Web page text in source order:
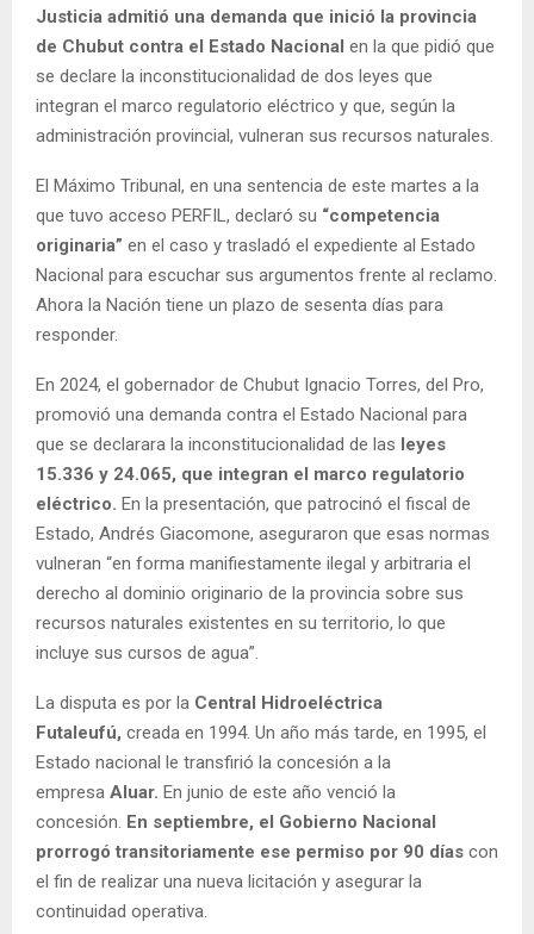
Justicia admitió una demanda que inició la provincia
de Chubut contra el Estado Nacional en la que pidió que
se declare la inconstitucionalidad de dos leyes que
integran el marco regulatorio eléctrico y que, según la
administración provincial, vulneran sus recursos naturales.
El Máximo Tribunal, en una sentencia de este martes a la
que tuvo acceso PERFIL, declaró su “competencia
originaria” en el caso y trasladó el expediente al Estado
Nacional para escuchar sus argumentos frente al reclamo.
Ahora la Nación tiene un plazo de sesenta días para
responder.
En 2024, el gobernador de Chubut Ignacio Torres, del Pro,
promovió una demanda contra el Estado Nacional para
que se declarara la inconstitucionalidad de las leyes
15.336 y 24.065, que integran el marco regulatorio
eléctrico. En la presentación, que patrocinó el fiscal de
Estado, Andrés Giacomone, aseguraron que esas normas
vulneran “en forma manifiestamente ilegal y arbitraria el
derecho al dominio originario de la provincia sobre sus
recursos naturales existentes en su territorio, lo que
incluye sus cursos de agua”.
La disputa es por la Central Hidroeléctrica
Futaleufú, creada en 1994. Un año más tarde, en 1995, el
Estado nacional le transfirió la concesión a la
empresa Aluar. En junio de este año venció la
concesión. En septiembre, el Gobierno Nacional
prorrogó transitoriamente ese permiso por 90 días con
el fin de realizar una nueva licitación y asegurar la
continuidad operativa.